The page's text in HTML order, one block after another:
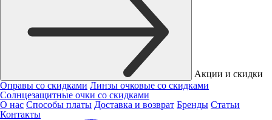
Акции и скидки
Оправы со скидками Линзы очковые со скидками
Солнцезащитные очки со скидками
О нас Способы платы Доставка и возврат Бренды Статьи
Контакты